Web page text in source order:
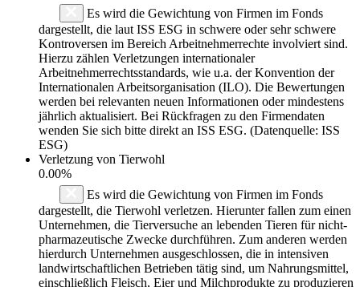
Es wird die Gewichtung von Firmen im Fonds
dargestellt, die laut ISS ESG in schwere oder sehr schwere
Kontroversen im Bereich Arbeitnehmerrechte involviert sind.
Hierzu zählen Verletzungen internationaler
Arbeitnehmerrechtsstandards, wie u.a. der Konvention der
Internationalen Arbeitsorganisation (ILO). Die Bewertungen
werden bei relevanten neuen Informationen oder mindestens
jährlich aktualisiert. Bei Rückfragen zu den Firmendaten
wenden Sie sich bitte direkt an ISS ESG. (Datenquelle: ISS
ESG)
Verletzung von Tierwohl
0.00%
Es wird die Gewichtung von Firmen im Fonds
dargestellt, die Tierwohl verletzen. Hierunter fallen zum einen
Unternehmen, die Tierversuche an lebenden Tieren für nicht-
pharmazeutische Zwecke durchführen. Zum anderen werden
hierdurch Unternehmen ausgeschlossen, die in intensiven
landwirtschaftlichen Betrieben tätig sind, um Nahrungsmittel,
einschließlich Fleisch, Eier und Milchprodukte zu produzieren